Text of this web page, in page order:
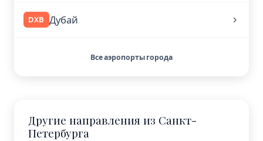
DXB Дубай
Все аэропорты города
Другие направления из Санкт-
Петербурга